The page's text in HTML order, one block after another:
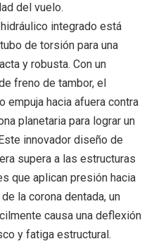
del vuelo.
integrado está
de torsión para una
y robusta. Con un
freno de tambor, el
empuja hacia afuera contra
planetaria para lograr un
innovador diseño de
supera a las estructuras
que aplican presión hacia
la corona dentada, un
causa una deflexión
y fatiga estructural.